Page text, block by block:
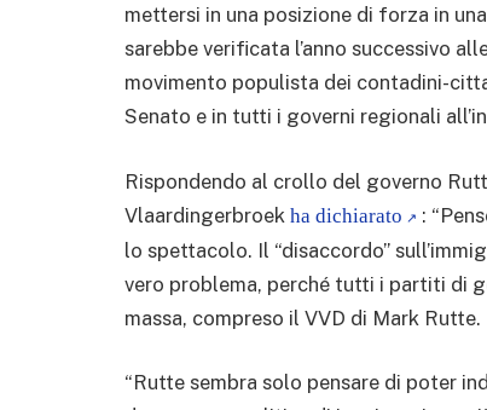
mettersi in una posizione di forza in
sarebbe verificata l’anno successivo
movimento populista dei contadini-
Senato e in tutti i governi regionali
Rispondendo al crollo del governo
Vlaardingerbroek ha dichiarato
:
lo spettacolo. Il “disaccordo”
vero problema, perché tutti i partiti di
massa, compreso il VVD di Mark Rutte.
“Rutte sembra solo pensare di poter